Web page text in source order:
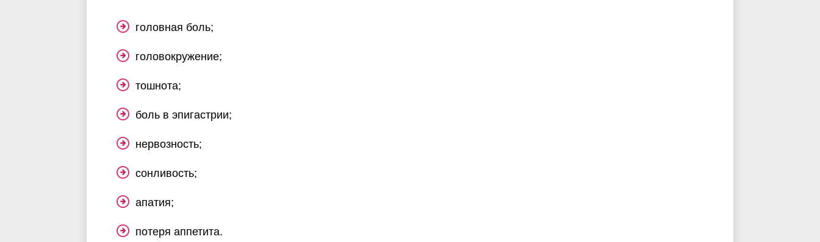
головная боль;
головокружение;
тошнота;
боль в эпигастрии;
нервозность;
сонливость;
апатия;
потеря аппетита.